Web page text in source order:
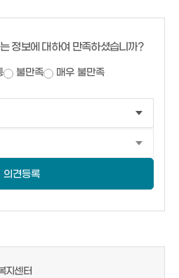
정보에 대하여 만족하셨습니까?
불만족 매우 불만족
의견등록
지센터